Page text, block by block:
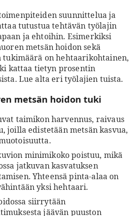
suunnittelua ja
tutustua tehtävän työlajin
ja ehtoihin. Esimerkiksi
metsän hoidon sekä
on hehtaarikohtainen,
kattaa tietyn prosentin
Lue alta eri työlajien tuista.
metsän hoidon tuki
taimikon harvennus, raivaus
joilla edistetään metsän kasvua,
minimikoko poistuu, mikä
jatkuvan kasvatuksen
Yhteensä pinta-alaa on
yksi hehtaari.
siirrytään
jäävän puuston